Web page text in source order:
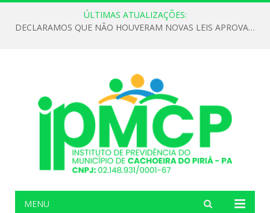
ÚLTIMAS ATUALIZAÇÕES:
DECLARAMOS QUE NÃO HOUVERAM NOVAS LEIS APROVADAS ATÉ O MOMENTO PARA O INSTITUTO DE PREVIDÊNCIA NO ANO DE 2026
MENU